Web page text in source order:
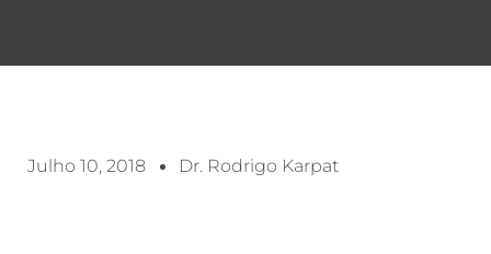
Julho 10, 2018 Dr. Rodrigo Karpat